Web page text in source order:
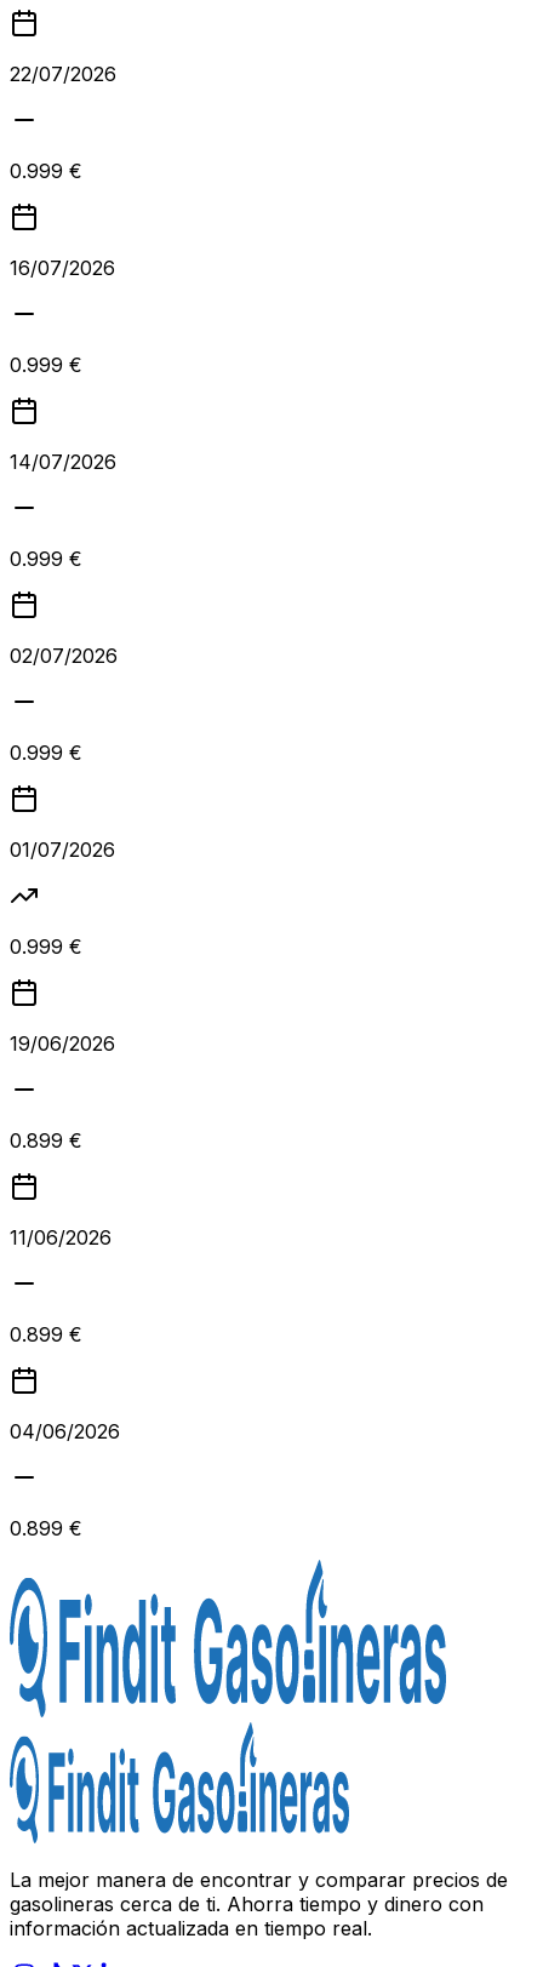
22/07/2026
0.999 €
16/07/2026
0.999 €
14/07/2026
0.999 €
02/07/2026
0.999 €
01/07/2026
0.999 €
19/06/2026
0.899 €
11/06/2026
0.899 €
04/06/2026
0.899 €
La mejor manera de encontrar y comparar precios de
gasolineras cerca de ti. Ahorra tiempo y dinero con
información actualizada en tiempo real.